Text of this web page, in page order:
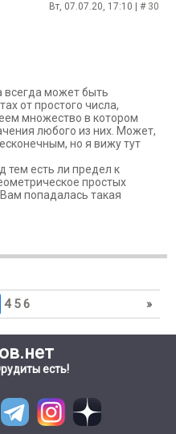
Вт, 07.07.20, 17:10 | # 30
всегда может быть
от простого числа,
множество в котором
любого из них. Может,
но я вижу тут
тем есть ли предел к
простых
попадалась такая
4 5 6 »
есть!